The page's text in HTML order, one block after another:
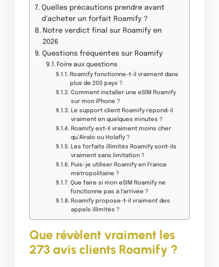
Quelles précautions prendre avant
d’acheter un forfait Roamify ?
Notre verdict final sur Roamify en
2026
Questions fréquentes sur Roamify
Foire aux questions
Roamify fonctionne-t-il vraiment dans
plus de 200 pays ?
Comment installer une eSIM Roamify
sur mon iPhone ?
Le support client Roamify répond-il
vraiment en quelques minutes ?
Roamify est-il vraiment moins cher
qu’Airalo ou Holafly ?
Les forfaits illimités Roamify sont-ils
vraiment sans limitation ?
Puis-je utiliser Roamify en France
métropolitaine ?
Que faire si mon eSIM Roamify ne
fonctionne pas à l’arrivée ?
Roamify propose-t-il vraiment des
appels illimités ?
Que révèlent vraiment les
273 avis clients Roamify ?